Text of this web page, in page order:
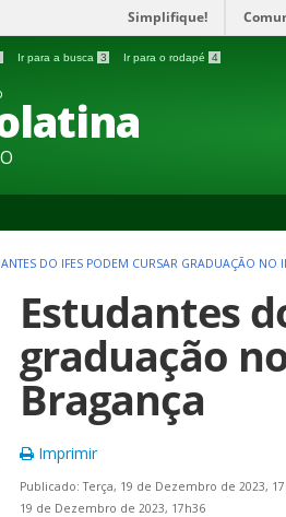
Simplifique!
Ir para a busca 3 Ir para o rodapé 4
DO IFES PODEM CURSAR GRADUAÇÃO NO
Estudantes
graduação
Bragança
Imprimir
Publicado: Terça, 19 de Dezembro de 2023,
19 de Dezembro de 2023, 17h36